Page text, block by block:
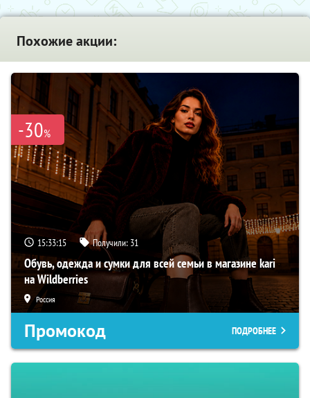
Похожие акции:
-30%
15:33:14 Получили: 31
Обувь, одежда и сумки для всей семьи в магазине kari
на Wildberries
Россия
Промокод ПОДРОБНЕЕ